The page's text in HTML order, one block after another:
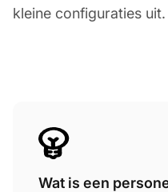
kleine configuraties uit.
Wat is een